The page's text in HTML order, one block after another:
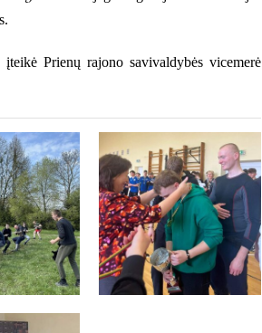
Prienų rajono savivaldybės vicemerė